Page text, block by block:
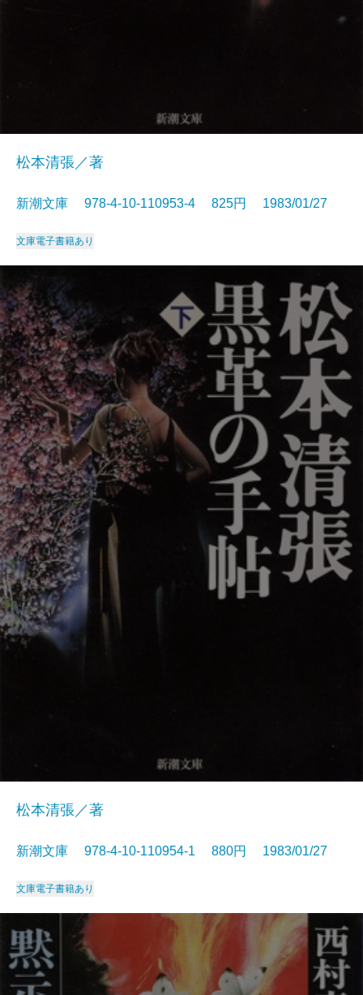
松本清張／著
新潮文庫 978-4-10-110953-4 825円 1983/01/27
文庫電子書籍あり
松本清張／著
新潮文庫 978-4-10-110954-1 880円 1983/01/27
文庫電子書籍あり